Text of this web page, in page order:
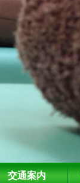
交通案内